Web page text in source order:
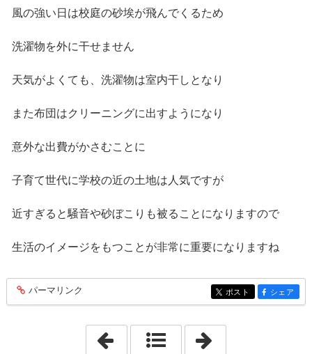
風の強い日は校庭の砂埃が飛んでくるため
洗濯物を外に干せません
天気がよくても、洗濯物は室内干しとなり
また布団はクリーニングに出すようになり
意外な出費がかさむことに
子育て世代に学校の近の土地は人気ですが
近すぎると騒音や砂ぼこりも被ることになりますので
生活のイメージをもつことが非常に重要になりますね
entry337
パーマリンク entry337
ポスト entry337
シェア
「2024年7月23日」